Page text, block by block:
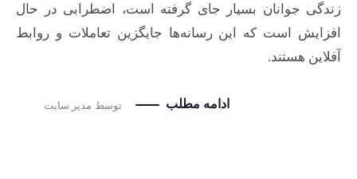
زندگی جوانان بسیار جای گرفته است، اضطرابی در حال
افزایش است که این رسانه‌ها جایگزین تعاملات و روابط
آفلاین هستند.
توسط مدیر سایت ادامه مطلب